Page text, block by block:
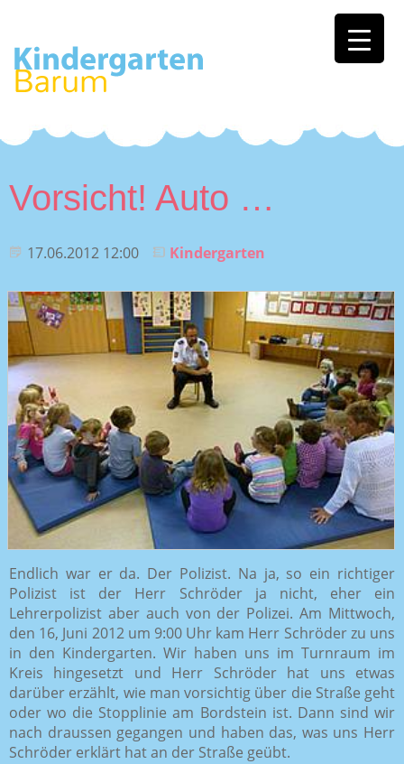
Vorsicht! Auto …
17.06.2012 12:00 Kindergarten
Endlich war er da. Der Polizist. Na ja, so ein richtiger
Polizist ist der Herr Schröder ja nicht, eher ein
Lehrerpolizist aber auch von der Polizei. Am Mittwoch,
den 16, Juni 2012 um 9:00 Uhr kam Herr Schröder zu uns
in den Kindergarten. Wir haben uns im Turnraum im
Kreis hingesetzt und Herr Schröder hat uns etwas
darüber erzählt, wie man vorsichtig über die Straße geht
oder wo die Stopplinie am Bordstein ist. Dann sind wir
nach draussen gegangen und haben das, was uns Herr
Schröder erklärt hat an der Straße geübt.